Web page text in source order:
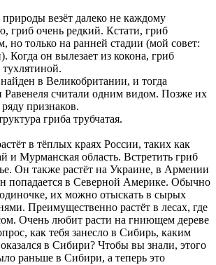
природы везёт далеко не каждому
гриб очень редкий. Кстати, гриб
но только на ранней стадии (мой совет:
Когда он вылезает из кокона, гриб
в Великобритании, и тогда
считали одним видом. Позже их
признаков.
гриба трубчатая.
в тёплых краях России, таких как
и Мурманская область. Встретить гриб
Он также растёт на Украине, в Армении
попадается в Северной Америке. Обычно
их можно отыскать в сырых
Преимущественно растёт в лесах, где
Очень любит расти на гниющем дереве
как тебя занесло в Сибирь, каким
в Сибири? Чтобы вы знали, этого
раньше в Сибири, а теперь это